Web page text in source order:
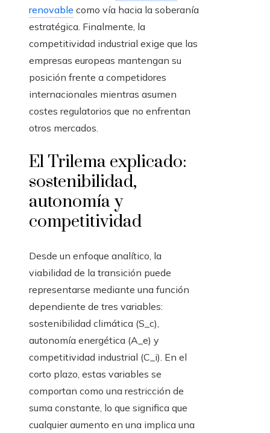
renovable como vía hacia la soberanía
estratégica. Finalmente, la
competitividad industrial exige que las
empresas europeas mantengan su
posición frente a competidores
internacionales mientras asumen
costes regulatorios que no enfrentan
otros mercados.
El Trilema explicado:
sostenibilidad,
autonomía y
competitividad
Desde un enfoque analítico, la
viabilidad de la transición puede
representarse mediante una función
dependiente de tres variables:
sostenibilidad climática (S_c),
autonomía energética (A_e) y
competitividad industrial (C_i). En el
corto plazo, estas variables se
comportan como una restricción de
suma constante, lo que significa que
cualquier aumento en una implica una